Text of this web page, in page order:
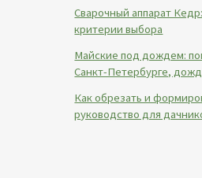
Сварочный аппарат
критерии выбора
Майские под дождем:
Санкт-Петербурге,
Как обрезать и
руководство для